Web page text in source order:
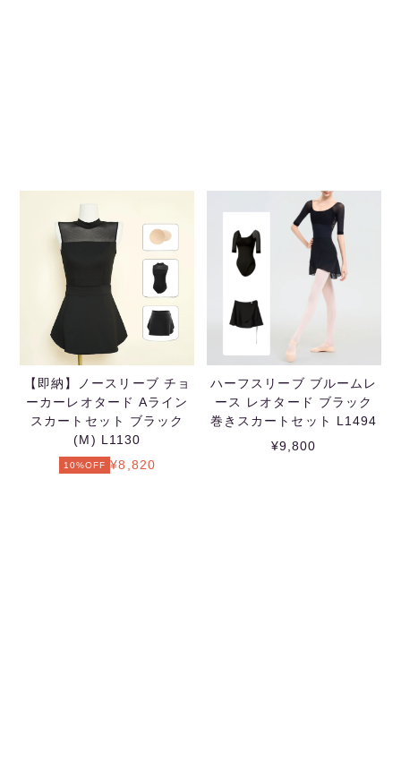
【即納】ノースリーブ チョ
ーカーレオタード Aライン
スカートセット ブラック
(M) L1130
10%OFF ¥8,820
ハーフスリーブ ブルームレ
ース レオタード ブラック
巻きスカートセット L1494
¥9,800